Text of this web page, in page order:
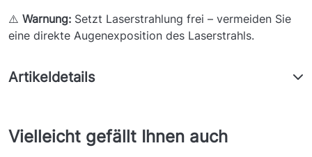
⚠️ Warnung: Setzt Laserstrahlung frei – vermeiden Sie
eine direkte Augenexposition des Laserstrahls.
Artikeldetails
Vielleicht gefällt Ihnen auch